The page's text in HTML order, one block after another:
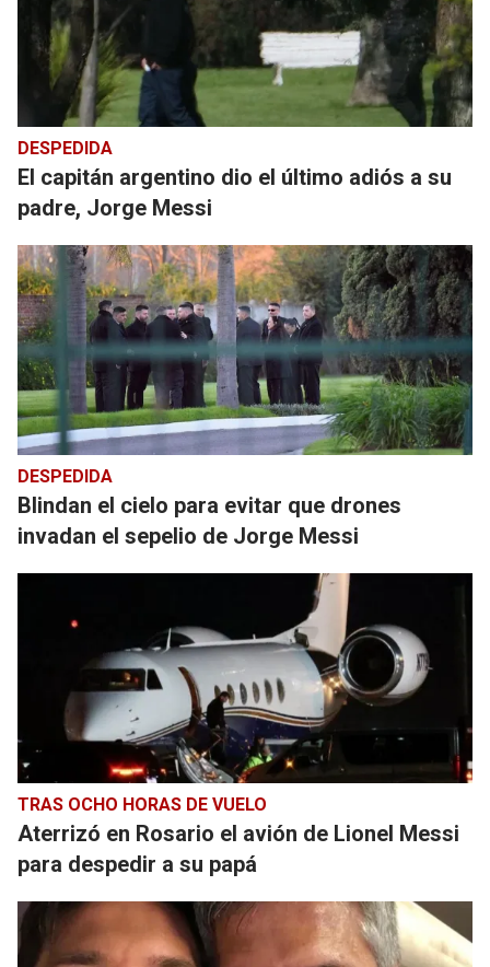
DESPEDIDA
El capitán argentino dio el último adiós a su
padre, Jorge Messi
DESPEDIDA
Blindan el cielo para evitar que drones
invadan el sepelio de Jorge Messi
TRAS OCHO HORAS DE VUELO
Aterrizó en Rosario el avión de Lionel Messi
para despedir a su papá